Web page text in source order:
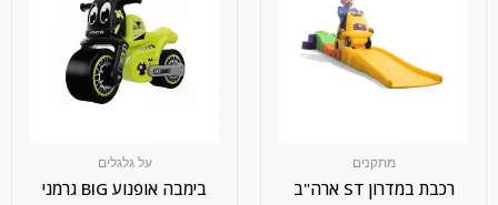
מתקנים
רכבת במדרון ST ארה"ב
על גלגלים
בימבה אופנוע BIG גרמני